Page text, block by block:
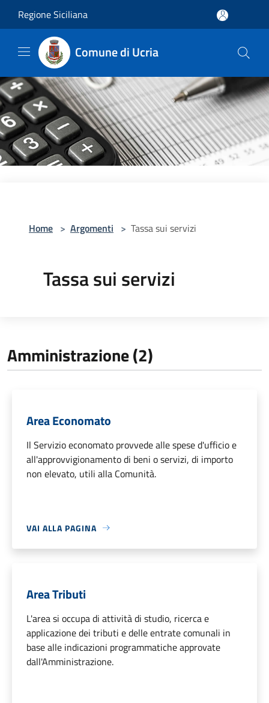
Regione Siciliana
Comune di Ucria
Home > Argomenti > Tassa sui servizi
Tassa sui servizi
Amministrazione (2)
Area Economato
Il Servizio economato provvede alle spese d'ufficio e
all'approvvigionamento di beni o servizi, di importo
non elevato, utili alla Comunità.
VAI ALLA PAGINA
Area Tributi
L'area si occupa di attività di studio, ricerca e
applicazione dei tributi e delle entrate comunali in
base alle indicazioni programmatiche approvate
dall'Amministrazione.